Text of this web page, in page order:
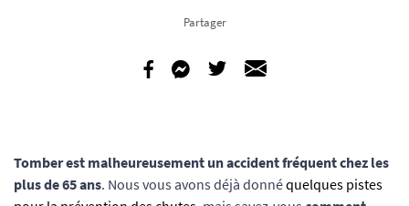
Partager
Tomber est malheureusement un accident fréquent chez les
plus de 65 ans. Nous vous avons déjà donnéquelques pistes